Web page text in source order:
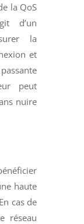
la QoS
d’un
la
et
peut
nuire
haute
cas de
réseau